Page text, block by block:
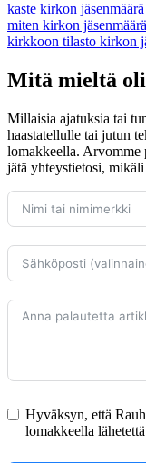
kaste kirkon jäsenmäärä
miten kirkon
kirkkoon tilasto kirkon
Mitä mieltä
Millaisia ajatuksia tai
haastatellulle tai jutun
lomakkeella. Arvomme
jätä yhteystietosi,
Hyväksyn, että
lomakkeella